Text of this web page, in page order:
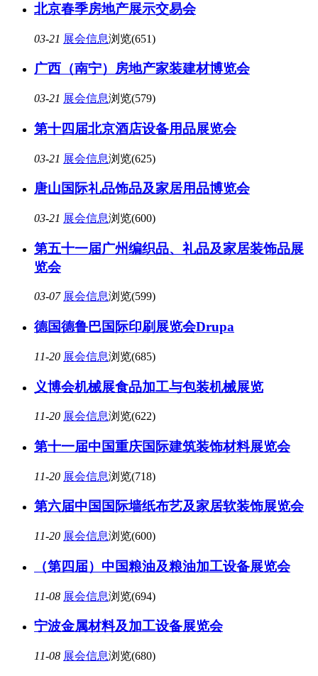
北京春季房地产展示交易会
03-21 展会信息浏览(651)
广西（南宁）房地产家装建材博览会
03-21 展会信息浏览(579)
第十四届北京酒店设备用品展览会
03-21 展会信息浏览(625)
唐山国际礼品饰品及家居用品博览会
03-21 展会信息浏览(600)
第五十一届广州编织品、礼品及家居装饰品展
览会
03-07 展会信息浏览(599)
德国德鲁巴国际印刷展览会Drupa
11-20 展会信息浏览(685)
义博会机械展食品加工与包装机械展览
11-20 展会信息浏览(622)
第十一届中国重庆国际建筑装饰材料展览会
11-20 展会信息浏览(718)
第六届中国国际墙纸布艺及家居软装饰展览会
11-20 展会信息浏览(600)
（第四届）中国粮油及粮油加工设备展览会
11-08 展会信息浏览(694)
宁波金属材料及加工设备展览会
11-08 展会信息浏览(680)